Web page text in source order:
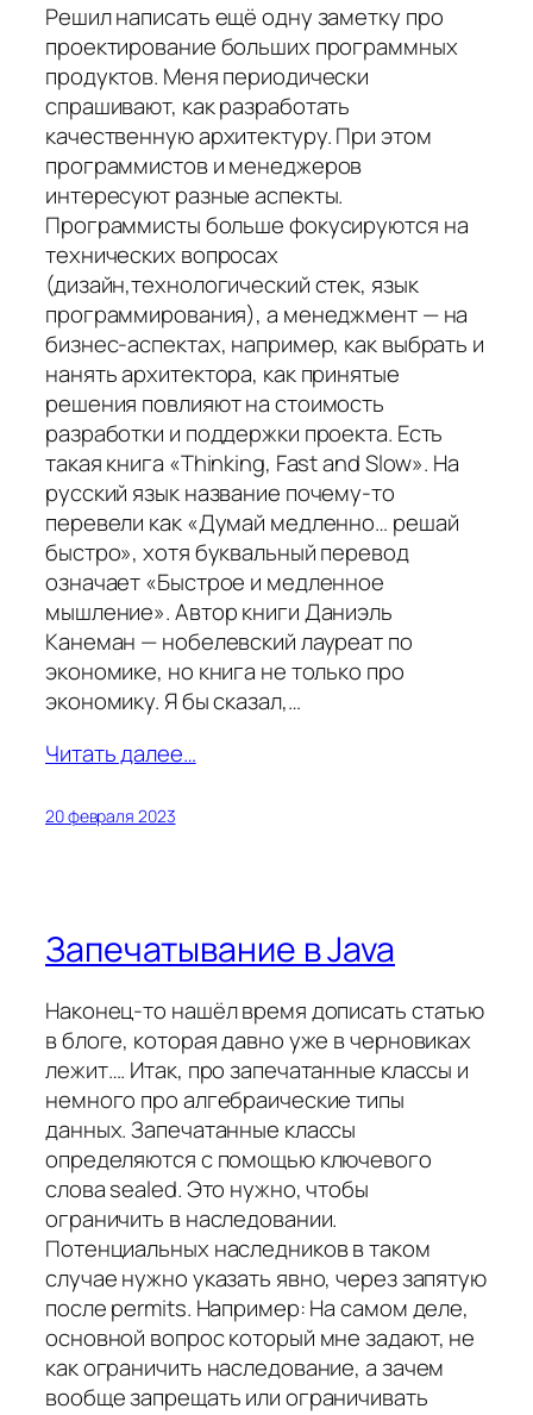
Решил написать ещё одну заметку про
проектирование больших программных
продуктов. Меня периодически
спрашивают, как разработать
качественную архитектуру. При этом
программистов и менеджеров
интересуют разные аспекты.
Программисты больше фокусируются на
технических вопросах
(дизайн,технологический стек, язык
программирования), а менеджмент — на
бизнес-аспектах, например, как выбрать и
нанять архитектора, как принятые
решения повлияют на стоимость
разработки и поддержки проекта. Есть
такая книга «Thinking, Fast and Slow». На
русский язык название почему-то
перевели как «Думай медленно… решай
быстро», хотя буквальный перевод
означает «Быстрое и медленное
мышление». Автор книги Даниэль
Канеман — нобелевский лауреат по
экономике, но книга не только про
экономику. Я бы сказал,…
Читать далее…
20 февраля 2023
Запечатывание в Java
Наконец-то нашёл время дописать статью
в блоге, которая давно уже в черновиках
лежит…. Итак, про запечатанные классы и
немного про алгебраические типы
данных. Запечатанные классы
определяются с помощью ключевого
слова sealed. Это нужно, чтобы
ограничить в наследовании.
Потенциальных наследников в таком
случае нужно указать явно, через запятую
после permits. Например: На самом деле,
основной вопрос который мне задают, не
как ограничить наследование, а зачем
вообще запрещать или ограничивать